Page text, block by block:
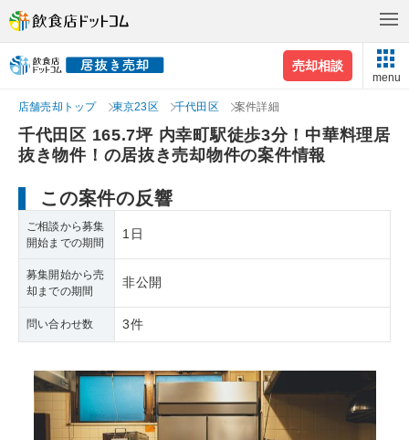
売却相談
menu
店舗売却トップ 東京23区 千代田区 案件詳細
千代田区 165.7坪 内幸町駅徒歩3分！中華料理居
抜き物件！の居抜き売却物件の案件情報
この案件の反響
ご相談から募集
開始までの期間
1日
募集開始から売
却までの期間
非公開
問い合わせ数 3件